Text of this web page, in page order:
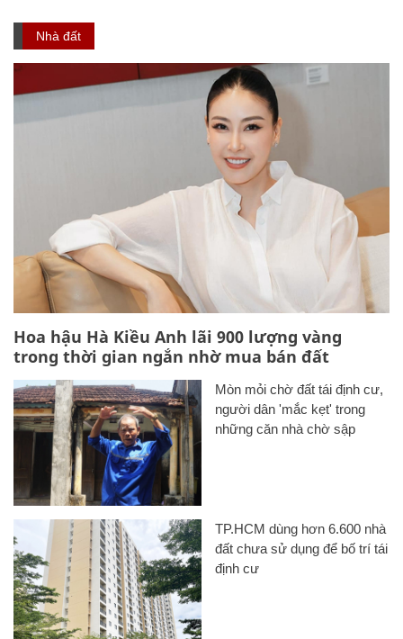
Nhà đất
Hoa hậu Hà Kiều Anh lãi 900 lượng vàng
trong thời gian ngắn nhờ mua bán đất
Mòn mỏi chờ đất tái định cư,
người dân 'mắc kẹt' trong
những căn nhà chờ sập
TP.HCM dùng hơn 6.600 nhà
đất chưa sử dụng để bố trí tái
định cư